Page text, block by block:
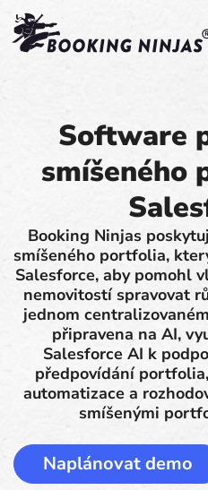
Software
smíšeného
Booking Ninjas
smíšeného portfolia,
Salesforce, aby pomohl
nemovitostí spravovat
jednom
připravena na AI,
Salesforce AI k
předpovídání
automatizace a
smíšenými
Naplánovat demo